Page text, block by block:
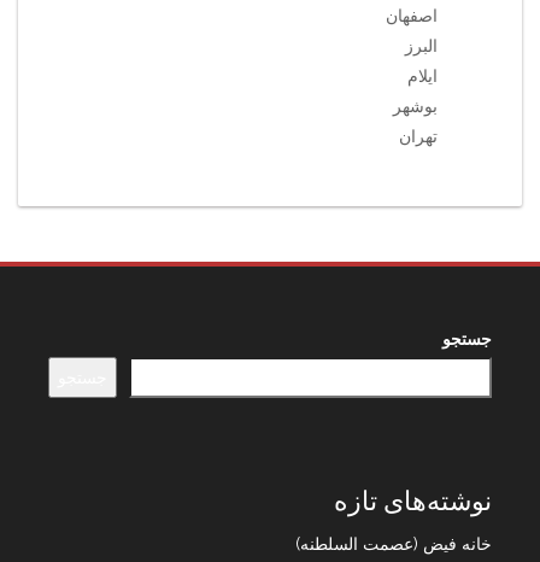
اصفهان
البرز
ایلام
بوشهر
تهران
جستجو
نوشته‌های تازه
خانه فیض (عصمت السلطنه)